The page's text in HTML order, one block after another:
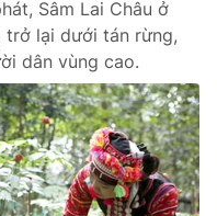
video
Thể thao
sản
Sâm Lai Châu ở
trở lại dưới tán rừng,
dân vùng cao.